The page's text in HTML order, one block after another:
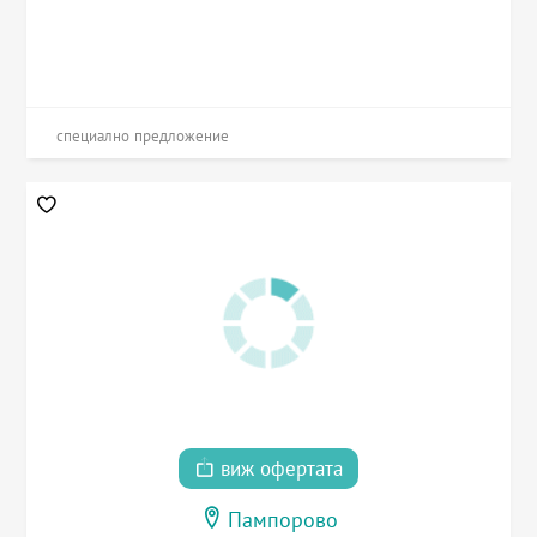
специално предложение
виж офертата
Пампорово